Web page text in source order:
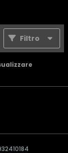
Filtro